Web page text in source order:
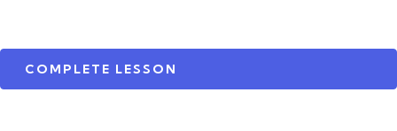
COMPLETE LESSON